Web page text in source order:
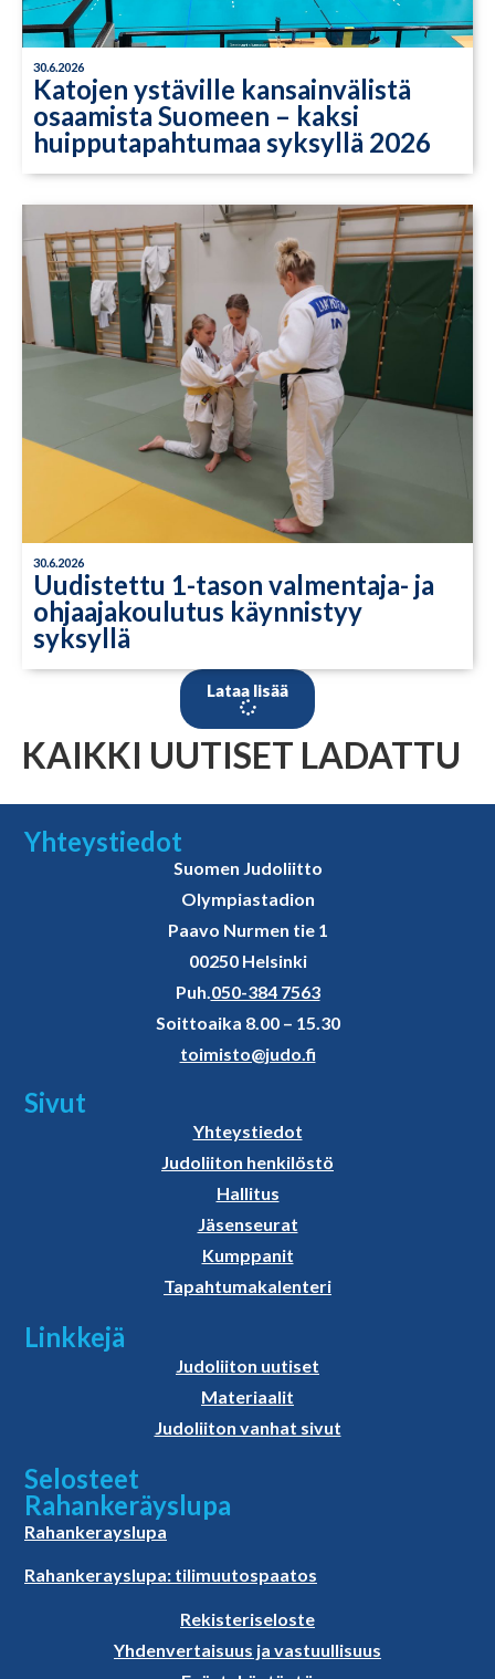
30.6.2026
Katojen ystäville kansainvälistä
osaamista Suomeen – kaksi
huipputapahtumaa syksyllä 2026
30.6.2026
Uudistettu 1-tason valmentaja- ja
ohjaajakoulutus käynnistyy
syksyllä
Lataa lisää
KAIKKI UUTISET LADATTU
Yhteystiedot
Suomen Judoliitto
Olympiastadion
Paavo Nurmen tie 1
00250 Helsinki
Puh.050-384 7563
Soittoaika 8.00 – 15.30
toimisto@judo.fi
Sivut
Yhteystiedot
Judoliiton henkilöstö
Hallitus
Jäsenseurat
Kumppanit
Tapahtumakalenteri
Linkkejä
Judoliiton uutiset
Materiaalit
Judoliiton vanhat sivut
Selosteet
Rahankeräyslupa
Rahankerayslupa
Rahankerayslupa: tilimuutospaatos
Rekisteriseloste
Yhdenvertaisuus ja vastuullisuus